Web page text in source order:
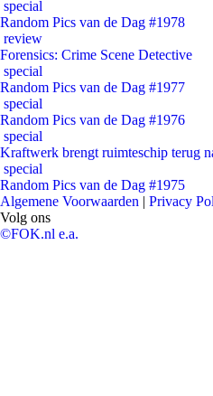
special
Random Pics van de Dag #1978
review
Forensics: Crime Scene Detective
special
Random Pics van de Dag #1977
special
Random Pics van de Dag #1976
special
Kraftwerk brengt ruimteschip terug
special
Random Pics van de Dag #1975
Algemene Voorwaarden | Privacy
Volg ons
©FOK.nl e.a.